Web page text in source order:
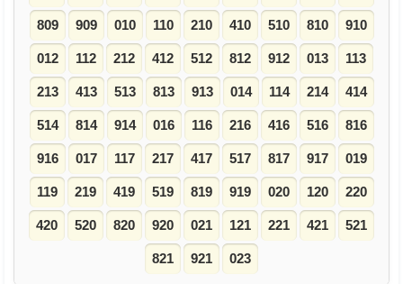
809 909 010 110 210 410 510 810 910
012 112 212 412 512 812 912 013 113
213 413 513 813 913 014 114 214 414
514 814 914 016 116 216 416 516 816
916 017 117 217 417 517 817 917 019
119 219 419 519 819 919 020 120 220
420 520 820 920 021 121 221 421 521
821 921 023